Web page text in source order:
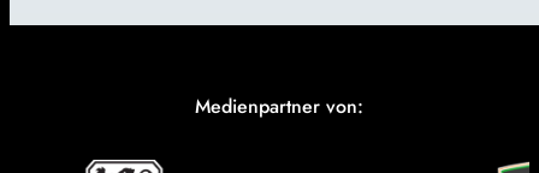
Medienpartner von: